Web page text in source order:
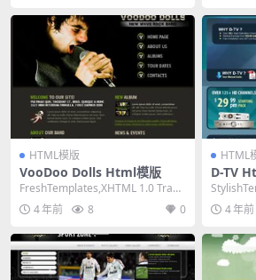
HTML模版
VooDoo Dolls Html模版
FreshTemplates,XHTML 1.0 Trans
itional,Fi...
4 年前 8 0
HTML
D-TV
tional,F...
4 年前